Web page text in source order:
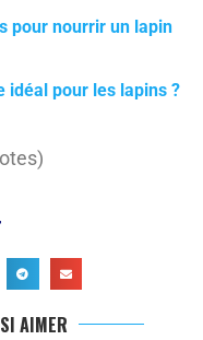
pour nourrir un lapin
idéal pour les lapins ?
AIMER